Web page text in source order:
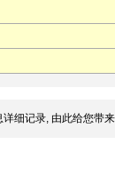
细记录, 由此给您带